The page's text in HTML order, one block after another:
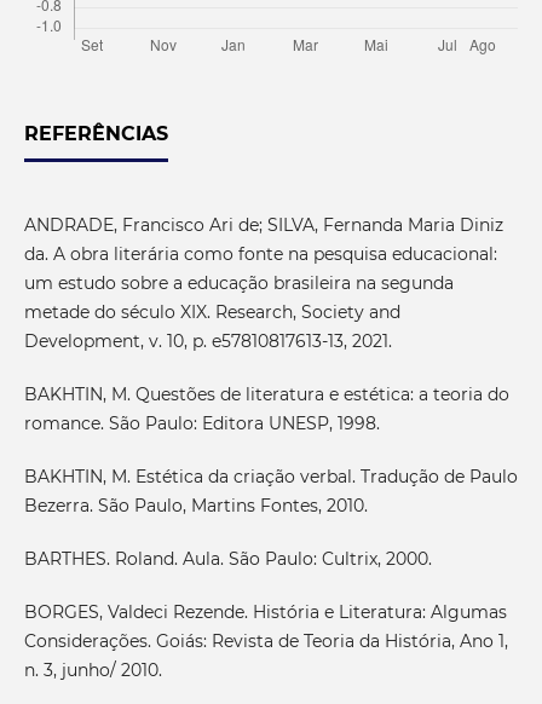
REFERÊNCIAS
ANDRADE, Francisco Ari de; SILVA, Fernanda Maria Diniz
da. A obra literária como fonte na pesquisa educacional:
um estudo sobre a educação brasileira na segunda
metade do século XIX. Research, Society and
Development, v. 10, p. e57810817613-13, 2021.
BAKHTIN, M. Questões de literatura e estética: a teoria do
romance. São Paulo: Editora UNESP, 1998.
BAKHTIN, M. Estética da criação verbal. Tradução de Paulo
Bezerra. São Paulo, Martins Fontes, 2010.
BARTHES. Roland. Aula. São Paulo: Cultrix, 2000.
BORGES, Valdeci Rezende. História e Literatura: Algumas
Considerações. Goiás: Revista de Teoria da História, Ano 1,
n. 3, junho/ 2010.